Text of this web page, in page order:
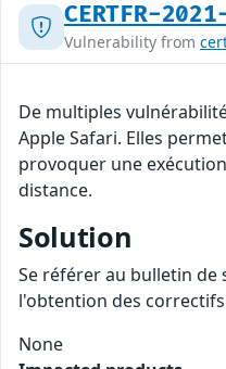
CERTFR-
Vulnerability from
De multiples
Apple Safari. Elles
provoquer une
distance.
Solution
Se référer au bulletin
l'obtention des
None